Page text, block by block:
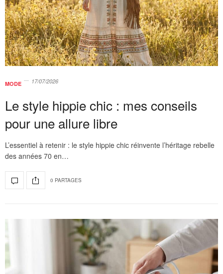
MODE 17/07/2026
Le style hippie chic : mes conseils
pour une allure libre
L’essentiel à retenir : le style hippie chic réinvente l’héritage rebelle
des années 70 en…
0 PARTAGES